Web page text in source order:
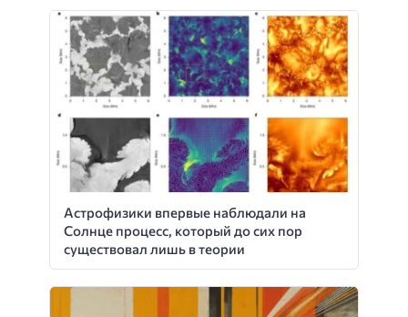
Астрофизики впервые наблюдали на
Солнце процесс, который до сих пор
существовал лишь в теории